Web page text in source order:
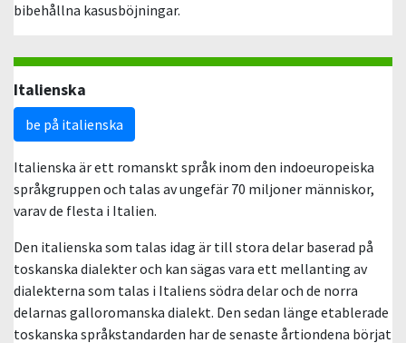
bibehållna kasusböjningar.
Italienska
be på italienska
Italienska är ett romanskt språk inom den indoeuropeiska
språkgruppen och talas av ungefär 70 miljoner människor,
varav de flesta i Italien.
Den italienska som talas idag är till stora delar baserad på
toskanska dialekter och kan sägas vara ett mellanting av
dialekterna som talas i Italiens södra delar och de norra
delarnas galloromanska dialekt. Den sedan länge etablerade
toskanska språkstandarden har de senaste årtiondena börjat